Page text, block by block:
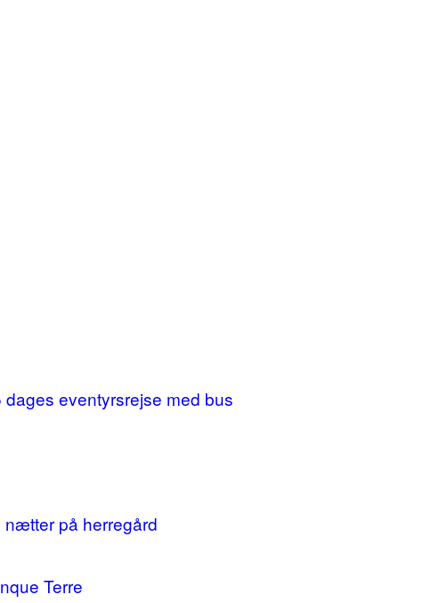
eventyrsrejse med bus
nætter på herregård
Terre